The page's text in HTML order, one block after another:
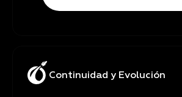
Continuidad y Evolución